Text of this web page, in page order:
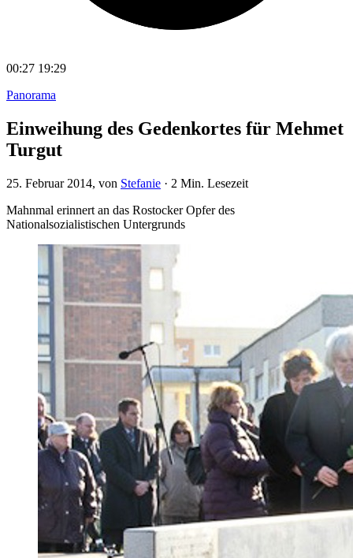
00:27 19:29
Panorama
Einweihung des Gedenkortes für Mehmet
Turgut
25. Februar 2014, von Stefanie · 2 Min. Lesezeit
Mahnmal erinnert an das Rostocker Opfer des
Nationalsozialistischen Untergrunds